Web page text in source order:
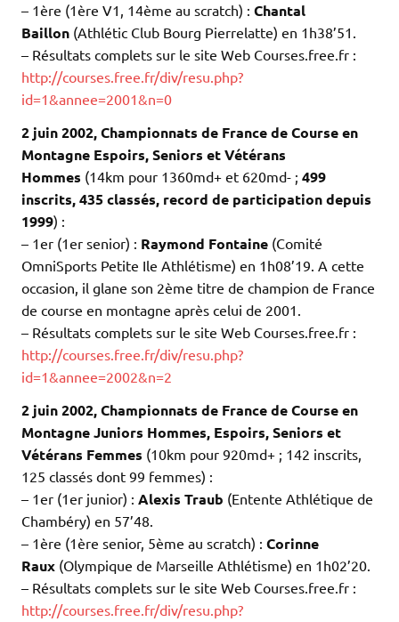
– 1ère (1ère V1, 14ème au scratch) : Chantal
Baillon (Athlétic Club Bourg Pierrelatte) en 1h38’51.
– Résultats complets sur le site Web Courses.free.fr :
http://courses.free.fr/div/resu.php?
id=1&annee=2001&n=0
2 juin 2002, Championnats de France de Course en
Montagne Espoirs, Seniors et Vétérans
Hommes (14km pour 1360md+ et 620md- ; 499
inscrits, 435 classés, record de participation depuis
1999) :
– 1er (1er senior) : Raymond Fontaine (Comité
OmniSports Petite Ile Athlétisme) en 1h08’19. A cette
occasion, il glane son 2ème titre de champion de France
de course en montagne après celui de 2001.
– Résultats complets sur le site Web Courses.free.fr :
http://courses.free.fr/div/resu.php?
id=1&annee=2002&n=2
2 juin 2002,Championnats de France de Course en
Montagne Juniors Hommes, Espoirs, Seniors et
Vétérans Femmes (10km pour 920md+ ; 142 inscrits,
125 classés dont 99 femmes) :
– 1er (1er junior) : Alexis Traub (Entente Athlétique de
Chambéry) en 57’48.
– 1ère (1ère senior, 5ème au scratch) : Corinne
Raux (Olympique de Marseille Athlétisme) en 1h02’20.
– Résultats complets sur le site Web Courses.free.fr :
http://courses.free.fr/div/resu.php?